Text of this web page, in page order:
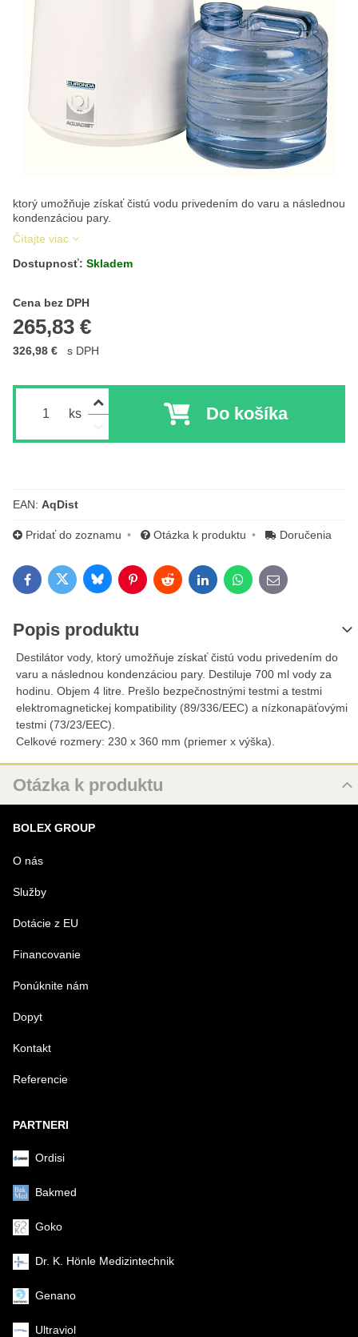
ktorý umožňuje získať čistú vodu privedením do varu a následnou
kondenzáciou pary.
Čítajte viac
Dostupnosť: Skladem
Cena bez DPH
265,83 €
Cena s DPH
326,98 € s DPH
ks Do košíka
EAN: AqDist
Pridať do zoznamu Otázka k produktu Doručenia
FacebookTwitterBlueskyPinterestRedditLinkedInWhatsApp
E-mail
Popis produktu
Destilátor vody, ktorý umožňuje získať čistú vodu privedením do
varu a následnou kondenzáciou pary. Destiluje 700 ml vody za
hodinu. Objem 4 litre. Prešlo bezpečnostnými testmi a testmi
elektromagnetickej kompatibility (89/336/EEC) a nízkonapäťovými
testmi (73/23/EEC).
Celkové rozmery: 230 x 360 mm (priemer x výška).
Otázka k produktu
MENO
VÁŠ E-MAIL
VAŠA OTÁZKA K PRODUKTU
Odoslať
BOLEX GROUP
O nás
Služby
Dotácie z EU
Financovanie
Ponúknite nám
Dopyt
Kontakt
Referencie
PARTNERI
Ordisi
Bakmed
Goko
Dr. K. Hönle Medizintechnik
Genano
Ultraviol